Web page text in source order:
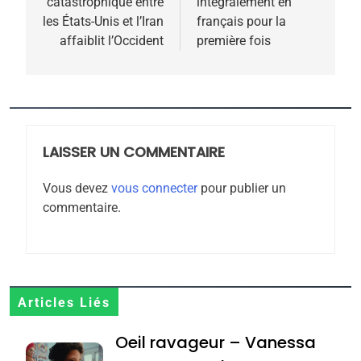
l’article
les États-Unis et l’Iran
affaiblit l’Occident
français pour la
première fois
LAISSER UN COMMENTAIRE
Vous devez vous connecterpour publier un
commentaire.
Articles Liés
Oeil ravageur – Vanessa
2025, l’année la plus
rapport d’ADL contre
FRANCE ISRAÉL
6
Zrihen-Dvir
7
Jacques Hadida